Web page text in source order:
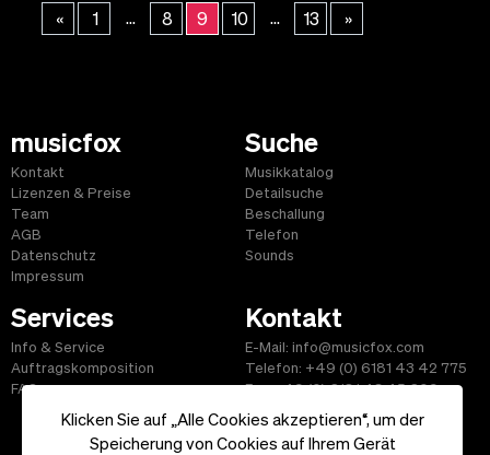
Klicken Sie auf „Alle Cookies akzeptieren“, um der
Speicherung von Cookies auf Ihrem Gerät
« 1 ... 8 9 10 ... 13 »
musicfox
Kontakt
Lizenzen & Preise
Team
AGB
Datenschutz
Impressum
Suche
Musikkatalog
Detailsuche
Beschallung
Telefon
Sounds
Services
Info & Service
Auftragskomposition
FAQ
Kontakt
E-Mail: info@musicfox.com
Telefon: +49 (0) 6181 43 42 775
Fax: +49 (0) 6181 43 45 609